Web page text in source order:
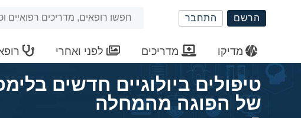
מַעֲרֶכֶת
נָגִישׁ
הרשם התחבר
חיפוש
מדיקו מדריכים לפני ואחרי
של הפוגה מהמחלה